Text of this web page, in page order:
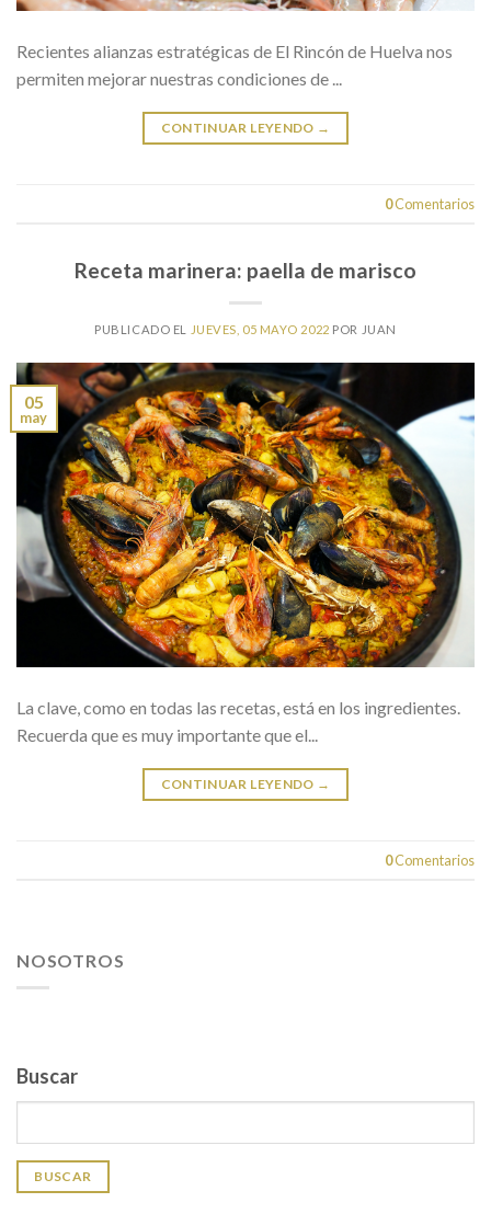
Recientes alianzas estratégicas de El Rincón de Huelva nos
permiten mejorar nuestras condiciones de ...
CONTINUAR LEYENDO →
0Comentarios
Receta marinera: paella de marisco
PUBLICADO EL JUEVES, 05 MAYO 2022 POR JUAN
05
may
La clave, como en todas las recetas, está en los ingredientes.
Recuerda que es muy importante que el...
CONTINUAR LEYENDO →
0Comentarios
NOSOTROS
Buscar
BUSCAR